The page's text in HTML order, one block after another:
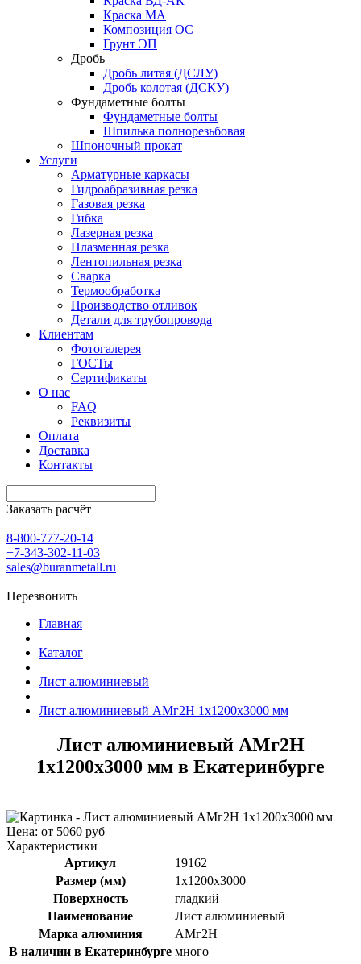
Краска МА
Композиция ОС
Грунт ЭП
Дробь
Дробь литая (ДСЛУ)
Дробь колотая (ДСКУ)
Фундаметные болты
Фундаметные болты
Шпилька полнорезьбовая
Шпоночный прокат
Услуги
Арматурные каркасы
Гидроабразивная резка
Газовая резка
Гибка
Лазерная резка
Плазменная резка
Лентопильная резка
Сварка
Термообработка
Производство отливок
Детали для трубопровода
Клиентам
Фотогалерея
ГОСТы
Сертификаты
О нас
FAQ
Реквизиты
Оплата
Доставка
Контакты
Заказать расчёт
8-800-777-20-14
+7-343-302-11-03
sales@buranmetall.ru
Перезвонить
Главная
Каталог
Лист алюминиевый
Лист алюминиевый АМг2Н 1x1200x3000 мм
Лист алюминиевый АМг2Н
1x1200x3000 мм в Екатеринбурге
Цена: от 5060 руб
Характеристики
Артикул
19162
Размер (мм)
1x1200x3000
Поверхность
гладкий
Наименование
Лист алюминиевый
Марка алюминия
АМг2Н
В наличии в Екатеринбурге много